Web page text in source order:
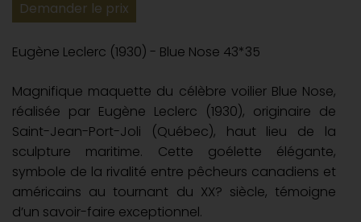
Demander le prix
Eugène Leclerc (1930) - Blue Nose 43*35
Magnifique maquette du célèbre voilier Blue Nose,
réalisée par Eugène Leclerc (1930), originaire de
Saint-Jean-Port-Joli (Québec), haut lieu de la
sculpture maritime. Cette goélette élégante,
symbole de la rivalité entre pêcheurs canadiens et
américains au tournant du XX? siècle, témoigne
d’un savoir-faire exceptionnel.